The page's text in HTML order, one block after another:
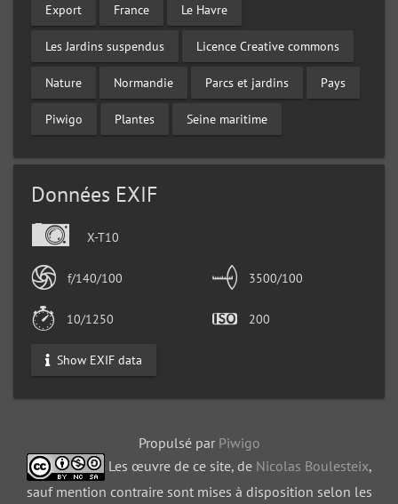
Export France Le Havre
Les Jardins suspendus Licence Creative commons
Nature Normandie Parcs et jardins Pays
Piwigo Plantes Seine maritime
Données EXIF
X-T10
f/140/100 3500/100
10/1250 200
Show EXIF data
Propulsé par Piwigo
Les œuvre de ce site, de Nicolas Boulesteix,
sauf mention contraire sont mises à disposition selon les